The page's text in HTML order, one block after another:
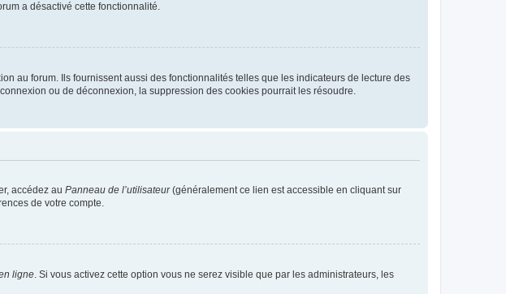
a désactivé cette fonctionnalité.
au forum. Ils fournissent aussi des fonctionnalités telles que les indicateurs de lecture des
ou de déconnexion, la suppression des cookies pourrait les résoudre.
accédez au Panneau de l’utilisateur(généralement ce lien est accessible en cliquant sur
de votre compte.
ligne. Si vous activez cette option vous ne serez visible que par les administrateurs, les